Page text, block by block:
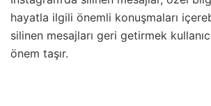
hayatla ilgili önemli konuşmaları
silinen mesajları geri getirmek
önem taşır.